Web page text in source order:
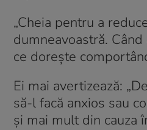
„Cheia pentru a
dumneavoastră.
ce dorește
Ei mai avertizează:
să-l facă anxios sau
și mai mult din cauza